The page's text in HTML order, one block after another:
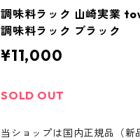
調味料ラック 山崎実業
調味料ラック ブラック
¥11,000
SOLD OUT
当ショップは国内正規品（